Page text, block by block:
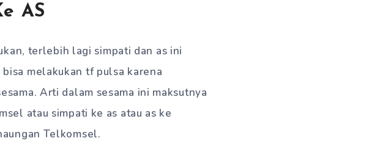
AS
terlebih lagi simpati dan as ini
melakukan tf pulsa karena
Arti dalam sesama ini maksutnya
atau simpati ke as atau as ke
Telkomsel.